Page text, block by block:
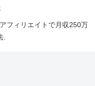
フィリエイトで月収250万
.